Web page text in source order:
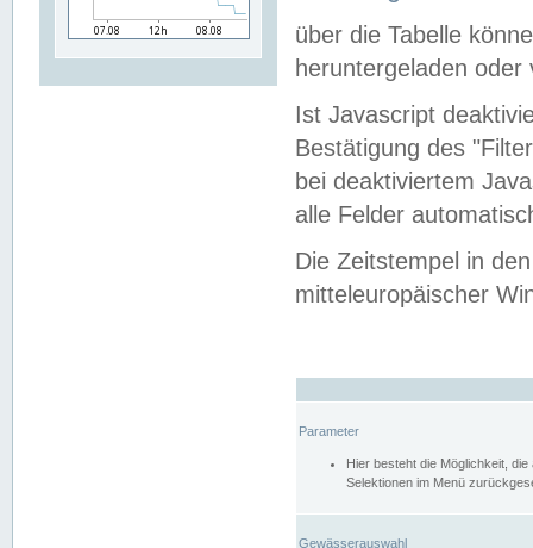
über die Tabelle
heruntergeladen oder
Ist Javascript
Bestätigung des
bei deaktiviertem
alle Felder
Die Zeitstempel in
mitteleuropäischer
Parameter
Hier besteht die Möglichkeit,
Selektionen im Menü
Gewässerauswahl